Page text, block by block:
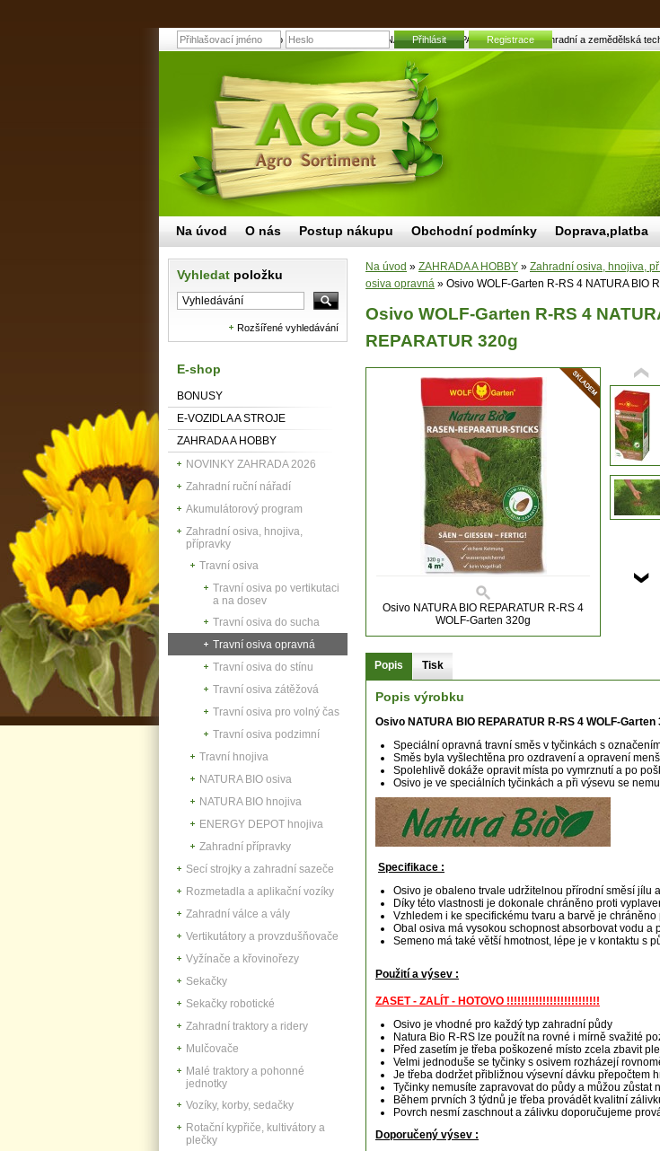
Osivo WOLF-Garten R-RS 4 NATURA BIO REPARATUR 320g | Zahradní a zemědělská
Přihlásit Registrace
Vyhledat položku
Rozšířené vyhledávání
E-shop
BONUSY
E-VOZIDLA A STROJE
ZAHRADA A HOBBY
NOVINKY ZAHRADA 2026
Zahradní ruční nářadí
Akumulátorový program
Zahradní osiva, hnojiva,
přípravky
Travní osiva
Travní osiva po vertikutaci
a na dosev
Travní osiva do sucha
Travní osiva opravná
Travní osiva do stínu
Travní osiva zátěžová
Travní osiva pro volný čas
Travní osiva podzimní
Travní hnojiva
NATURA BIO osiva
NATURA BIO hnojiva
ENERGY DEPOT hnojiva
Zahradní přípravky
Secí strojky a zahradní sazeče
Rozmetadla a aplikační vozíky
Zahradní válce a vály
Vertikutátory a provzdušňovače
Vyžínače a křovinořezy
Sekačky
Sekačky robotické
Zahradní traktory a ridery
Mulčovače
Malé traktory a pohonné
jednotky
Vozíky, korby, sedačky
Rotační kypřiče, kultivátory a
plečky
Na úvod » ZAHRADA A HOBBY » Zahradní osiva, hnojiva,
osiva opravná » Osivo WOLF-Garten R-RS 4 NATURA BIO
Osivo WOLF-Garten R-RS 4
REPARATUR 320g
Osivo NATURA BIO REPARATUR R-RS 4
WOLF-Garten 320g
Popis Tisk
Popis výrobku
Osivo NATURA BIO REPARATUR R-RS 4 WOLF-Garten
Speciální opravná travní směs v tyčinkách s
Směs byla vyšlechtěna pro ozdravení a opravení
Spolehlivě dokáže opravit místa po vymrznutí a po
Osivo je ve speciálních tyčinkách a při výsevu se
Specifikace :
Osivo je obaleno trvale udržitelnou přírodní směsí jílu
Díky této vlastnosti je dokonale chráněno proti
Vzhledem i ke specifickému tvaru a barvě je
Obal osiva má vysokou schopnost absorbovat vodu
Semeno má také větší hmotnost, lépe je v kontaktu s
Použití a výsev :
ZASET - ZALÍT - HOTOVO !!!!!!!!!!!!!!!!!!!!!!!!!!
Osivo je vhodné pro každý typ zahradní půdy
Natura Bio R-RS lze použít na rovné i mírně svažité
Před zasetím je třeba poškozené místo zcela zbavit
Velmi jednoduše se tyčinky s osivem rozházejí
Je třeba dodržet přibližnou výsevní dávku přepočtem
Tyčinky nemusíte zapravovat do půdy a můžou zůstat
Během prvních 3 týdnů je třeba provádět kvalitní
Povrch nesmí zaschnout a zálivku doporučujeme
Doporučený výsev :
Na úvod O nás Postup nákupu Obchodní podmínky Doprava,platba